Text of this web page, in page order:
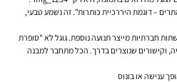
– דוגמת היררכיית כותרות". זה נשמע טבעי,
חברתיות מייצר תנועה נוספת. גוגל לא "סופרת
וקישורים שנוצרים בדרך. הכל מתחבר למבנה
ענישה או בונוס